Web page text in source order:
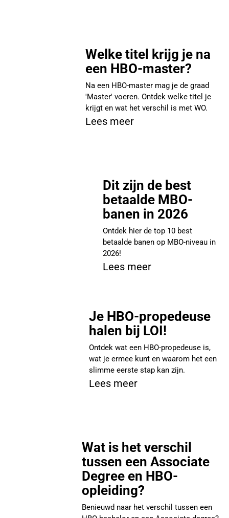
Welke titel krijg je na
een HBO-master?
Na een HBO-master mag je de graad
'Master' voeren. Ontdek welke titel je
krijgt en wat het verschil is met WO.
Lees meer
Dit zijn de best
betaalde MBO-
banen in 2026
Ontdek hier de top 10 best
betaalde banen op MBO-niveau in
2026!
Lees meer
Je HBO-propedeuse
halen bij LOI!
Ontdek wat een HBO-propedeuse is,
wat je ermee kunt en waarom het een
slimme eerste stap kan zijn.
Lees meer
Wat is het verschil
tussen een Associate
Degree en HBO-
opleiding?
Benieuwd naar het verschil tussen een